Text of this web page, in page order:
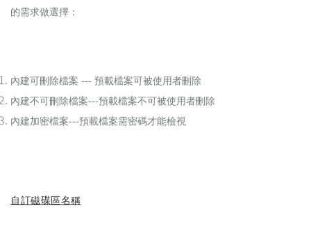
的需求做選擇：
內建可刪除檔案 --- 預載檔案可被使用者刪除
內建不可刪除檔案---預載檔案不可被使用者刪除
內建加密檔案---預載檔案需密碼才能檢視
自訂磁碟區名稱